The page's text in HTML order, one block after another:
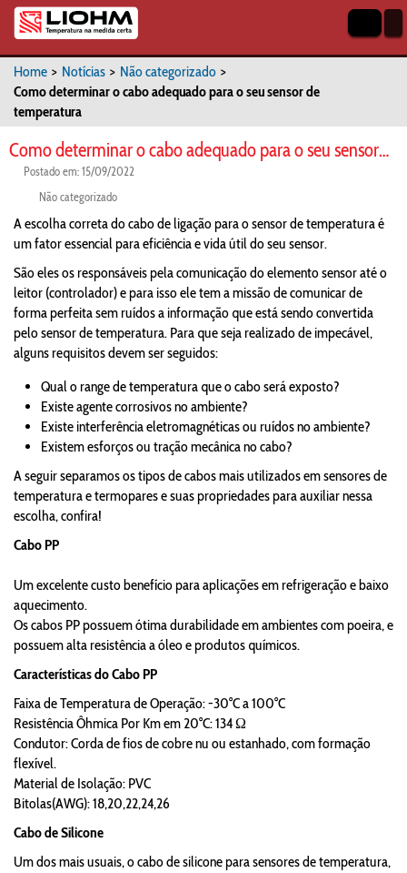
Home > Notícias > Não categorizado >
Como determinar o cabo adequado para o seu sensor de
temperatura
Como determinar o cabo adequado para o seu sensor de temperatura
Postado em: 15/09/2022
Não categorizado
A escolha correta do cabo de ligação para o sensor de temperatura é
um fator essencial para eficiência e vida útil do seu sensor.
São eles os responsáveis pela comunicação do elemento sensor até o
leitor (controlador) e para isso ele tem a missão de comunicar de
forma perfeita sem ruídos a informação que está sendo convertida
pelo sensor de temperatura. Para que seja realizado de impecável,
alguns requisitos devem ser seguidos:
Qual o range de temperatura que o cabo será exposto?
Existe agente corrosivos no ambiente?
Existe interferência eletromagnéticas ou ruídos no ambiente?
Existem esforços ou tração mecânica no cabo?
A seguir separamos os tipos de cabos mais utilizados em sensores de
temperatura e termopares e suas propriedades para auxiliar nessa
escolha, confira!
Cabo PP
Um excelente custo benefício para aplicações em refrigeração e baixo
aquecimento.
Os cabos PP possuem ótima durabilidade em ambientes com poeira, e
possuem alta resistência a óleo e produtos químicos.
Características do Cabo PP
Faixa de Temperatura de Operação: -30°C a 100°C
Resistência Ôhmica Por Km em 20°C: 134 Ω
Condutor: Corda de fios de cobre nu ou estanhado, com formação
flexível.
Material de Isolação: PVC
Bitolas(AWG): 18,20,22,24,26
Cabo de Silicone
Um dos mais usuais, o cabo de silicone para sensores de temperatura,